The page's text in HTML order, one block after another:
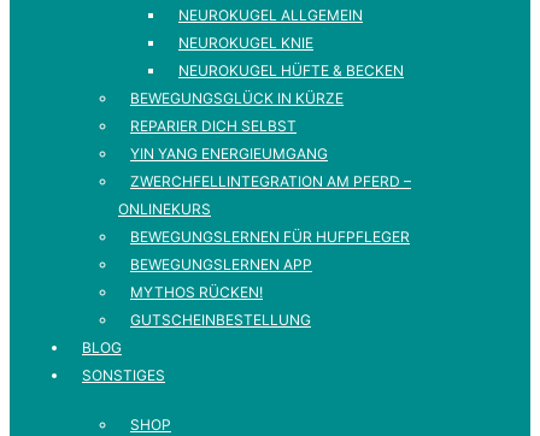
NEUROKUGEL ALLGEMEIN
NEUROKUGEL KNIE
NEUROKUGEL HÜFTE & BECKEN
BEWEGUNGSGLÜCK IN KÜRZE
REPARIER DICH SELBST
YIN YANG ENERGIEUMGANG
ZWERCHFELLINTEGRATION AM PFERD –
ONLINEKURS
BEWEGUNGSLERNEN FÜR HUFPFLEGER
BEWEGUNGSLERNEN APP
MYTHOS RÜCKEN!
GUTSCHEINBESTELLUNG
BLOG
SONSTIGES
SHOP